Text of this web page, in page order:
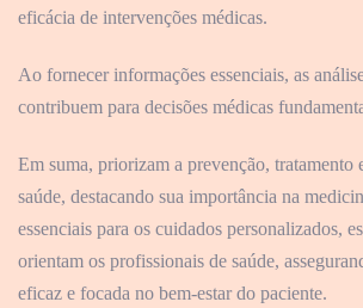
eficácia de intervenções médicas.
Ao fornecer informações essenciais, as
contribuem para decisões médicas
Em suma, priorizam a prevenção, tratamento
saúde, destacando sua importância na
essenciais para os cuidados personalizados,
orientam os profissionais de saúde,
eficaz e focada no bem-estar do paciente.